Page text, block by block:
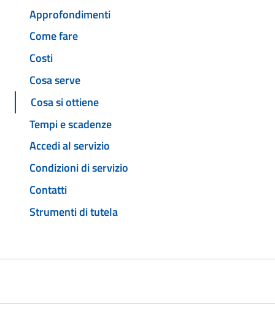
Approfondimenti
Come fare
Costi
Cosa serve
Cosa si ottiene
Tempi e scadenze
Accedi al servizio
Condizioni di servizio
Contatti
Strumenti di tutela